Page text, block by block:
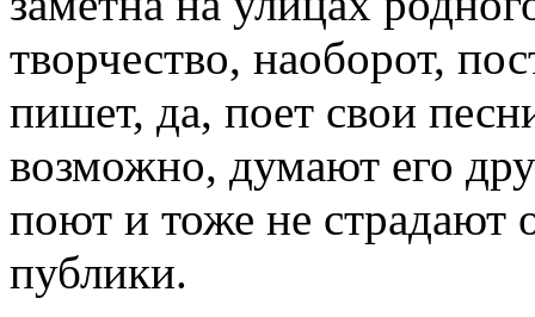
творчество, наоборот,
пишет, да, поет свои
возможно, думают его
поют и тоже не страдают
публики.